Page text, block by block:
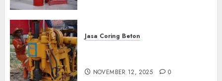
Jasa Coring Beton
NOVEMBER 12, 2025 0